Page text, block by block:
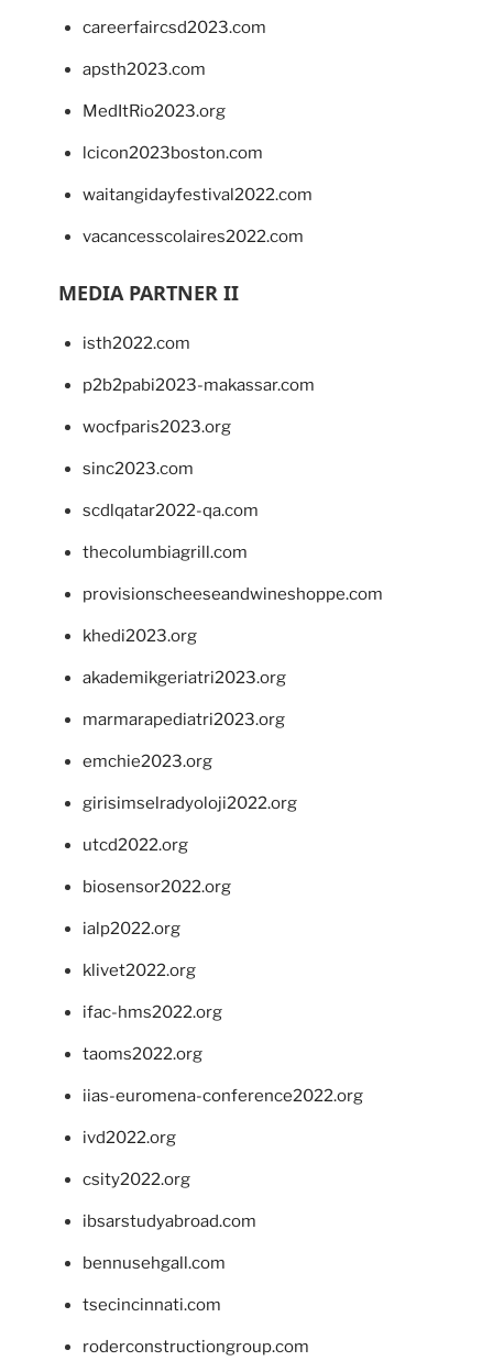
careerfaircsd2023.com
apsth2023.com
MedItRio2023.org
lcicon2023boston.com
waitangidayfestival2022.com
vacancesscolaires2022.com
MEDIA PARTNER II
isth2022.com
p2b2pabi2023-makassar.com
wocfparis2023.org
sinc2023.com
scdlqatar2022-qa.com
thecolumbiagrill.com
provisionscheeseandwineshoppe.com
khedi2023.org
akademikgeriatri2023.org
marmarapediatri2023.org
emchie2023.org
girisimselradyoloji2022.org
utcd2022.org
biosensor2022.org
ialp2022.org
klivet2022.org
ifac-hms2022.org
taoms2022.org
iias-euromena-conference2022.org
ivd2022.org
csity2022.org
ibsarstudyabroad.com
bennusehgall.com
tsecincinnati.com
roderconstructiongroup.com